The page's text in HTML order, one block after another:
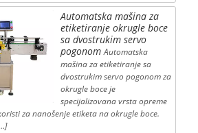
Automatska mašina za
etiketiranje okrugle boce
sa dvostrukim servo
pogonom Automatska
mašina za etiketiranje sa
dvostrukim servo pogonom za
okrugle boce je
specijalizovana vrsta opreme
za nanošenje etiketa na okrugle boce.